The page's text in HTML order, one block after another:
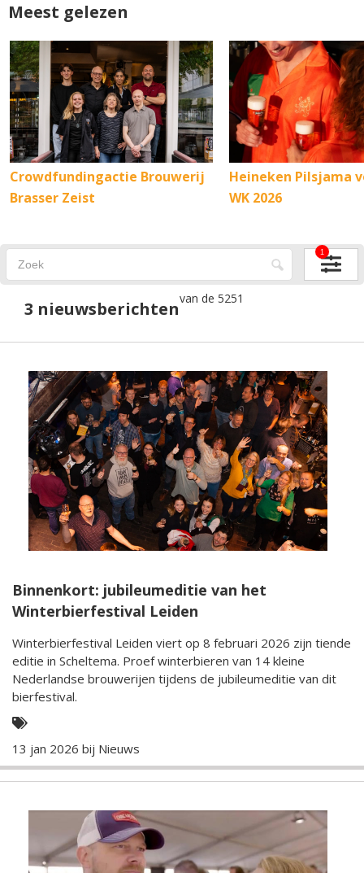
Meest gelezen
Crowdfundingactie Brouwerij
Brasser Zeist
Heineken Pilsjama
WK 2026
1
3 nieuwsberichtenvan de 5251
Binnenkort: jubileumeditie van het
Winterbierfestival Leiden
Winterbierfestival Leiden viert op 8 februari 2026 zijn tiende
editie in Scheltema. Proef winterbieren van 14 kleine
Nederlandse brouwerijen tijdens de jubileumeditie van dit
bierfestival.
13 jan 2026 bij Nieuws